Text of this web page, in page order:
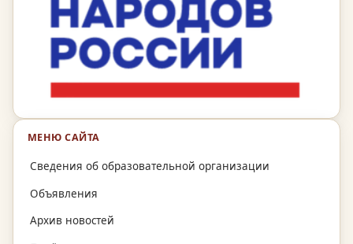
МЕНЮ САЙТА
Сведения об образовательной организации
Объявления
Архив новостей